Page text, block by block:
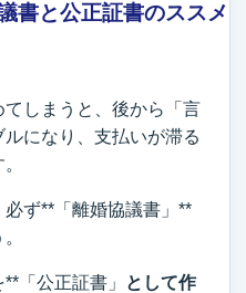
書と公正証書のススメ
しまうと、後から「言
になり、支払いが滞る
ず**「離婚協議書」**
「公正証書」
として作